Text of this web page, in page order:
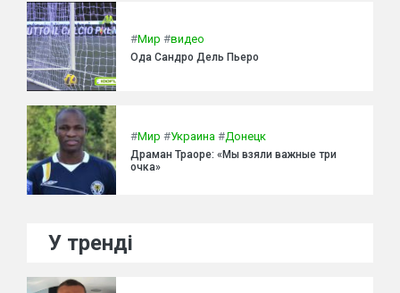
#Мир #видео
Ода Сандро Дель Пьеро
#Мир #Украина #Донецк
Драман Траоре: «Мы взяли важные три
очка»
У тренді